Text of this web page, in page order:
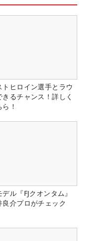
トヒロイン選手とラウ
きるチャンス！詳しく
！
ル『FJクオンタム』
良介プロがチェック